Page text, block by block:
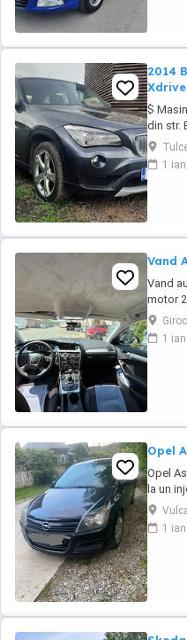
2014
Xdrive
$
din str.
SUV
1
Vand
Vand
motor
trepte ,
- faruri
1
Opel
Opel
la un
masina
1